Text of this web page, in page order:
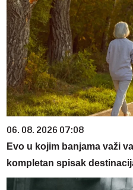
06. 08. 2026 07:08
Evo u kojim banjama važi
kompletan spisak